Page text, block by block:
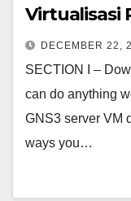
Virtualisasi
DECEMBER 22,
SECTION I –
can do anything
GNS3 server VM
ways you…